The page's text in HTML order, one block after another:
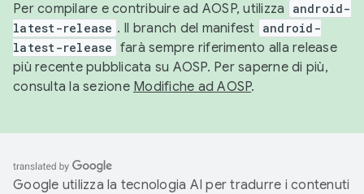
Per compilare e contribuire ad AOSP, utilizza
android-
latest-release . Il branch del manifest android-
latest-release farà sempre riferimento alla release
più recente pubblicata su AOSP. Per saperne di più,
consulta la sezione Modifiche ad AOSP.
Google utilizza la tecnologia AI per tradurre i contenuti